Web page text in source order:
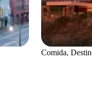
Comida,